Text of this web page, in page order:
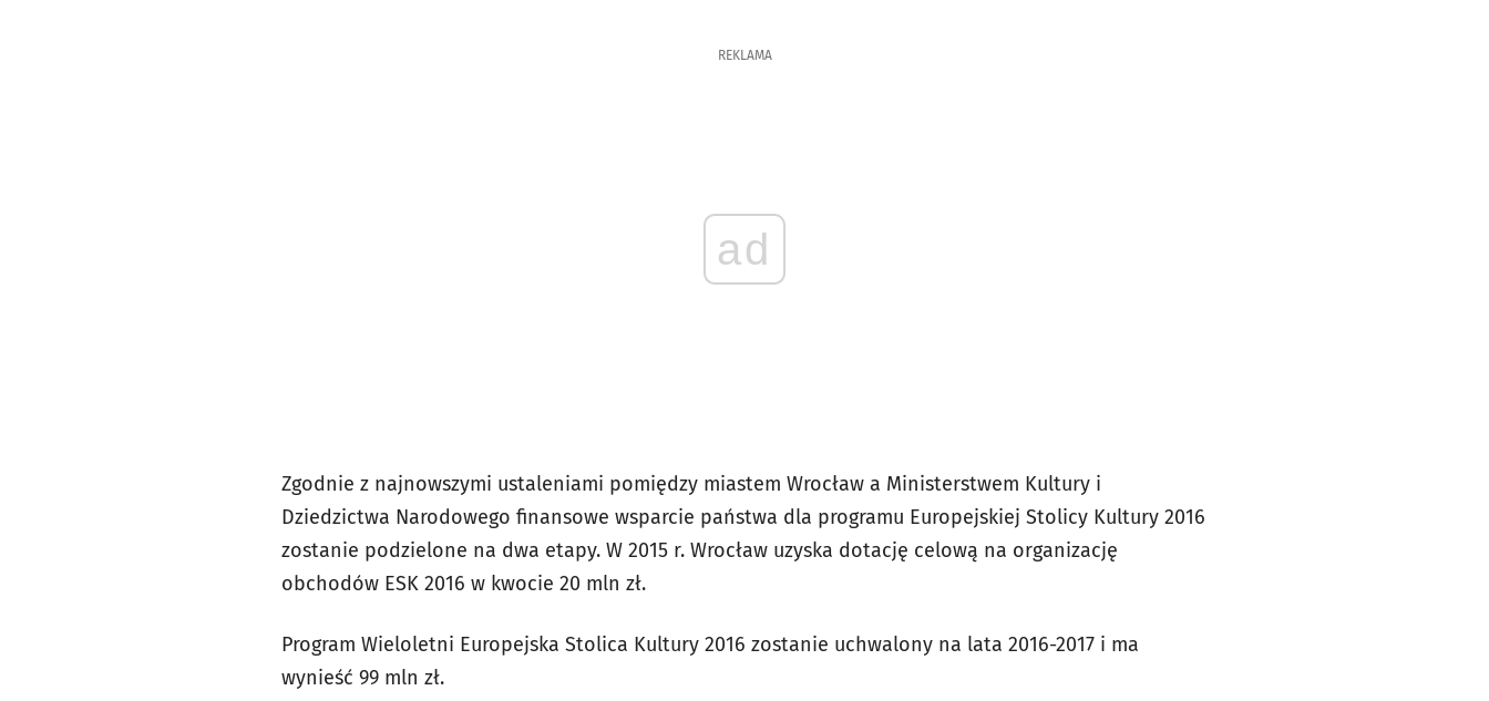
REKLAMA
ad
Zgodnie z najnowszymi ustaleniami pomiędzy miastem Wrocław a Ministerstwem Kultury i
Dziedzictwa Narodowego finansowe wsparcie państwa dla programu Europejskiej Stolicy Kultury 2016
zostanie podzielone na dwa etapy. W 2015 r. Wrocław uzyska dotację celową na organizację
obchodów ESK 2016 w kwocie 20 mln zł.
Program Wieloletni Europejska Stolica Kultury 2016 zostanie uchwalony na lata 2016-2017 i ma
wynieść 99 mln zł.